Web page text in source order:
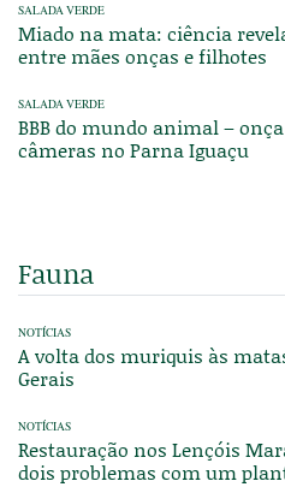
SALADA VERDE
Miado na mata: ciência
entre mães onças e filhotes
SALADA VERDE
BBB do mundo animal –
câmeras no Parna Iguaçu
Fauna
NOTÍCIAS
A volta dos muriquis às
Gerais
NOTÍCIAS
Restauração nos Lençóis
dois problemas com um